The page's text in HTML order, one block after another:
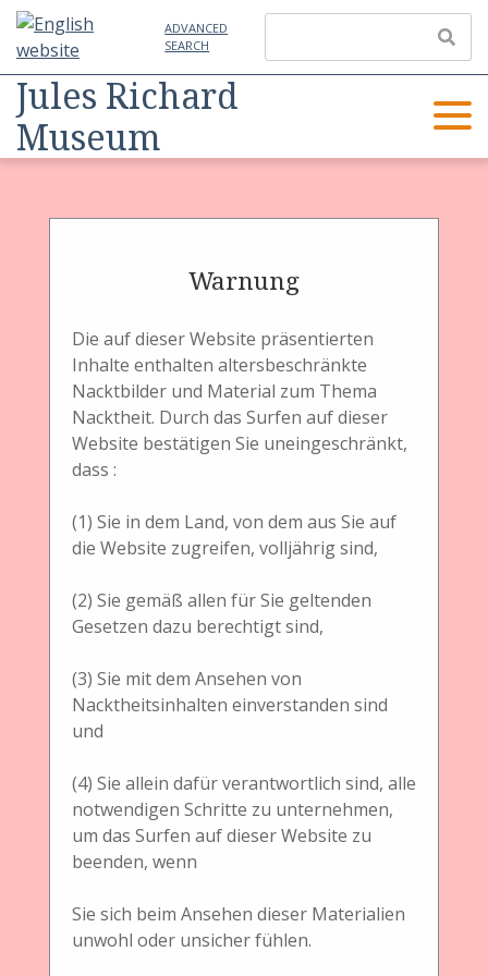
ADVANCED
SEARCH
Jules Richard
Museum
Warnung
Die auf dieser Website präsentierten
Inhalte enthalten altersbeschränkte
Nacktbilder und Material zum Thema
Nacktheit. Durch das Surfen auf dieser
Website bestätigen Sie uneingeschränkt,
dass :
(1) Sie in dem Land, von dem aus Sie auf
die Website zugreifen, volljährig sind,
(2) Sie gemäß allen für Sie geltenden
Gesetzen dazu berechtigt sind,
(3) Sie mit dem Ansehen von
Nacktheitsinhalten einverstanden sind
und
(4) Sie allein dafür verantwortlich sind, alle
notwendigen Schritte zu unternehmen,
um das Surfen auf dieser Website zu
beenden, wenn
Sie sich beim Ansehen dieser Materialien
unwohl oder unsicher fühlen.
Objekte durchsuchen
(2 total)
ALLE
DURCHSUCHEN
NACH SCHLAGWÖRTERN
DURCHSUCHEN
Schlagwörter: Schneidegerät
Sortieren nach: Titel Urheber hinzugefügt am
Kleinbildfilmkamera Schneidegerät
Meopta - Stereomat 35 Schneidegerät
Physical Object Schneidegerät
Découpeuse, elektr. Beleuchtet, mit
Originalverpackung